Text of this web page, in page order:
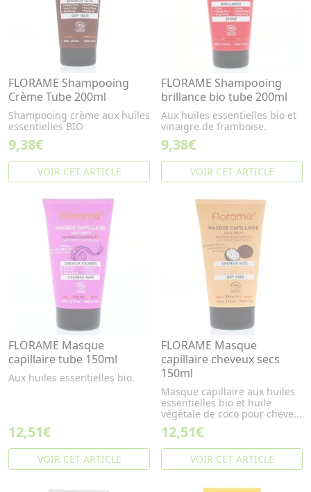
FLORAME Shampooing
Crème Tube 200ml
Shampooing crème aux huiles
essentielles BIO
9,38€
VOIR CET ARTICLE
FLORAME Shampooing
brillance bio tube 200ml
Aux huiles essentielles bio et
vinaigre de framboise.
9,38€
VOIR CET ARTICLE
FLORAME Masque
capillaire tube 150ml
Aux huiles essentielles bio.
12,51€
VOIR CET ARTICLE
FLORAME Masque
capillaire cheveux secs
150ml
Masque capillaire aux huiles
essentielles bio et huile
végétale de coco pour cheve...
12,51€
VOIR CET ARTICLE